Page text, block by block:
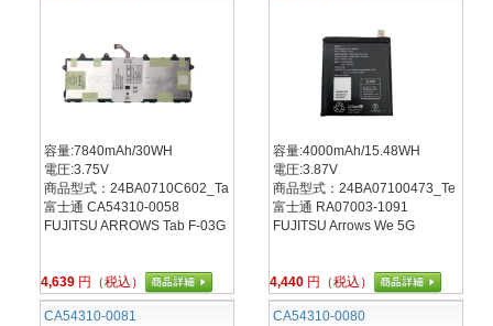
容量:7840mAh/30WH
電圧:3.75V
商品型式：24BA0710C602_Ta
富士通 CA54310-0058
FUJITSU ARROWS Tab F-03G
4,639 円（税込）
容量:4000mAh/15.48WH
電圧:3.87V
商品型式：24BA07100473_Te
富士通 RA07003-1091
FUJITSU Arrows We 5G
4,440 円（税込）
CA54310-0081 CA54310-0080